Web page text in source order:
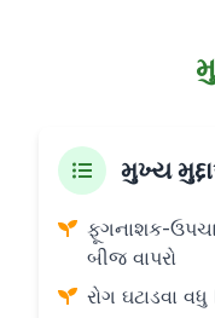
મુખ્ય
ફૂગનાશક-
બીજ વાપરો
રોગ ઘટાડવા